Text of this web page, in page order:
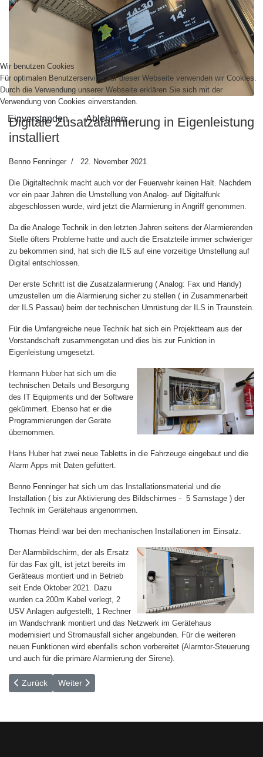
Digitale Zusatzalarmierung in Eigenleistung
installiert
Benno Fenninger 22. November 2021
Die Digitaltechnik macht auch vor der Feuerwehr keinen Halt. Nachdem
vor ein paar Jahren die Umstellung von Analog- auf Digitalfunk
abgeschlossen wurde, wird jetzt die Alarmierung in Angriff genommen.
Da die Analoge Technik in den letzten Jahren seitens der Alarmierenden
Stelle öfters Probleme hatte und auch die Ersatzteile immer schwieriger
zu bekommen sind, hat sich die ILS auf eine vorzeitige Umstellung auf
Digital entschlossen.
Der erste Schritt ist die Zusatzalarmierung ( Analog: Fax und Handy)
umzustellen um die Alarmierung sicher zu stellen ( in Zusammenarbeit
der ILS Passau) beim der technischen Umrüstung der ILS in Traunstein.
Für die Umfangreiche neue Technik hat sich ein Projektteam aus der
Vorstandschaft zusammengetan und dies bis zur Funktion in
Eigenleistung umgesetzt.
Hermann Huber hat sich um die
technischen Details und Besorgung
des IT Equipments und der Software
gekümmert. Ebenso hat er die
Programmierungen der Geräte
übernommen.
Hans Huber hat zwei neue Tabletts in die Fahrzeuge eingebaut und die
Alarm Apps mit Daten gefüttert.
Benno Fenninger hat sich um das Installationsmaterial und die
Installation ( bis zur Aktivierung des Bildschirmes - 5 Samstage ) der
Technik im Gerätehaus angenommen.
Thomas Heindl war bei den mechanischen Installationen im Einsatz.
Der Alarmbildschirm, der als Ersatz
für das Fax gilt, ist jetzt bereits im
Geräteaus montiert und in Betrieb
seit Ende Oktober 2021. Dazu
wurden ca 200m Kabel verlegt, 2
USV Anlagen aufgestellt, 1 Rechner
im Wandschrank montiert und das Netzwerk im Gerätehaus
modernisiert und Stromausfall sicher angebunden. Für die weiteren
neuen Funktionen wird ebenfalls schon vorbereitet (Alarmtor-Steuerung
und auch für die primäre Alarmierung der Sirene).
Vorheriger Beitrag: Beitrittserklärung
Zurück Nächster Beitrag: Erster Ehrenkommandant für die
Weiter
Wir benutzen Cookies
Für optimalen Benutzerservice auf dieser Webseite verwenden wir Cookies.
Durch die Verwendung unserer Webseite erklären Sie sich mit der
Verwendung von Cookies einverstanden.
Einverstanden Ablehnen